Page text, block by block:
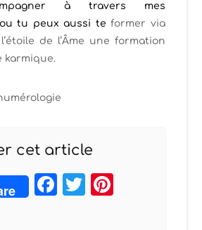
à travers mes
tu peux aussi teformer via
de l’Âme une formation
karmique.
cet article
Facebook
Twitter